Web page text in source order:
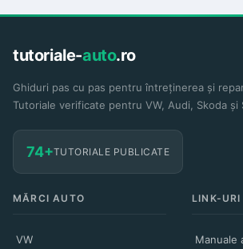
tutoriale-auto.ro
Ghiduri pas cu pas pentru întreținerea și
Tutoriale verificate pentru VW, Audi, Skoda și
74+TUTORIALE PUBLICATE
MĂRCI AUTO
VW
LINK-
Manuale